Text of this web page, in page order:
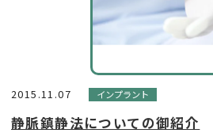
2015.11.07 インプラント
静脈鎮静法についての御紹介